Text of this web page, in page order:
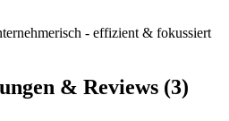
- effizient & fokussiert
& Reviews (3)